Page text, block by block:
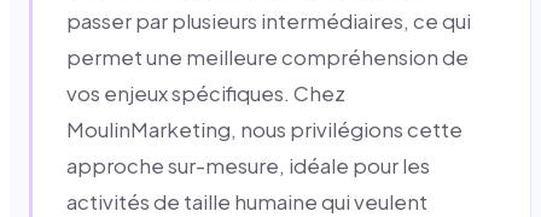
passer par plusieurs intermédiaires, ce qui
permet une meilleure compréhension de
vos enjeux spécifiques. Chez
MoulinMarketing, nous privilégions cette
approche sur-mesure, idéale pour les
activités de taille humaine qui veulent